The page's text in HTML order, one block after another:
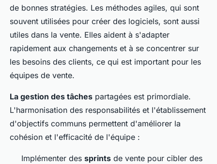
de bonnes stratégies. Les méthodes agiles, qui sont
souvent utilisées pour créer des logiciels, sont aussi
utiles dans la vente. Elles aident à s'adapter
rapidement aux changements et à se concentrer sur
les besoins des clients, ce qui est important pour les
équipes de vente.
La gestion des tâches partagées est primordiale.
L'harmonisation des responsabilités et l'établissement
d'objectifs communs permettent d'améliorer la
cohésion et l'efficacité de l'équipe :
Implémenter des sprints de vente pour cibler des